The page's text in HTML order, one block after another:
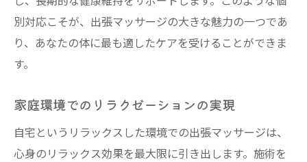
別対応こそが、出張マッサージの大きな魅力の一つであ
り、あなたの体に最も適したケアを受けることができま
す。
家庭環境でのリラクゼーションの実現
自宅というリラックスした環境での出張マッサージは、
心身のリラックス効果を最大限に引き出します。施術を